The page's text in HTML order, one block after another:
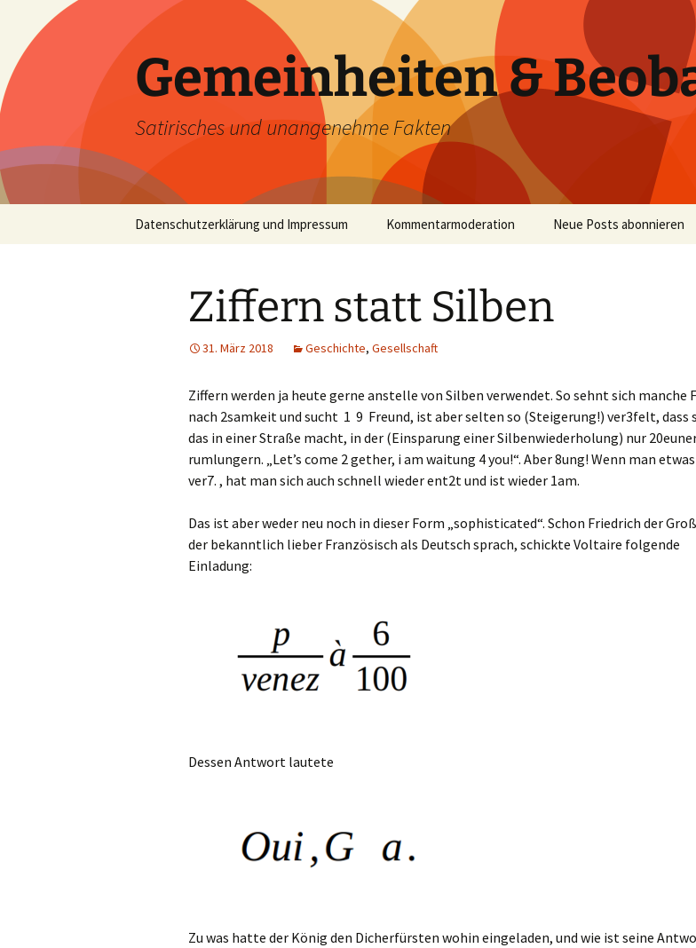
Inhalt
springen
Gemeinheiten &
Satirisches und unangenehme Fakten
Datenschutzerklärung und Impressum Kommentarmoderation Neue Posts abonnieren
Ziffern statt Silben
31. März 2018 Geschichte, Gesellschaft
Ziffern werden ja heute gerne anstelle von Silben verwendet. So sehnt sich manche
nach 2samkeit und sucht 1 9 Freund, ist aber selten so (Steigerung!) ver3felt, dass
das in einer Straße macht, in der (Einsparung einer Silbenwiederholung) nur
rumlungern. „Let’s come 2 gether, i am waitung 4 you!“. Aber 8ung! Wenn man etwas
ver7. , hat man sich auch schnell wieder ent2t und ist wieder 1am.
Das ist aber weder neu noch in dieser Form „sophisticated“. Schon Friedrich der
der bekanntlich lieber Französisch als Deutsch sprach, schickte Voltaire folgende
Einladung:
Dessen Antwort lautete
Zu was hatte der König den Dicherfürsten wohin eingeladen, und wie ist seine